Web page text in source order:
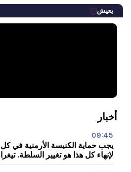
يعيش
أخبار
09:45
يجب حماية الكنيسة الأرمنية في
لإنهاء كل هذا هو تغيير السلطة.